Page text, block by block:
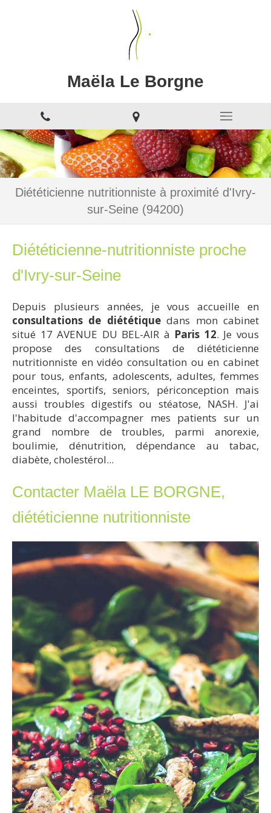
Maëla Le Borgne
Diététicienne nutritionniste à proximité d'Ivry-
sur-Seine (94200)
Diététicienne-nutritionniste proche
d'Ivry-sur-Seine
Depuis plusieurs années, je vous accueille en
consultations de diététiquedans mon cabinet
situé 17 AVENUE DU BEL-AIR à Paris 12. Je vous
propose des consultations de diététicienne
nutritionniste en vidéo consultation ou en cabinet
pour tous, enfants, adolescents, adultes, femmes
enceintes, sportifs, seniors, périconception mais
aussi troubles digestifs ou stéatose, NASH. J'ai
l'habitude d'accompagner mes patients sur un
grand nombre de troubles, parmi anorexie,
boulimie, dénutrition, dépendance au tabac,
diabète, cholestérol...
Contacter Maëla LE BORGNE,
diététicienne nutritionniste